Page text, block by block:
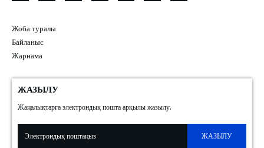
Жоба туралы
Байланыс
Жарнама
ЖАЗЫЛУ
Жаңалықтарға электрондық пошта арқылы жазылу.
ЖАЗЫЛУ